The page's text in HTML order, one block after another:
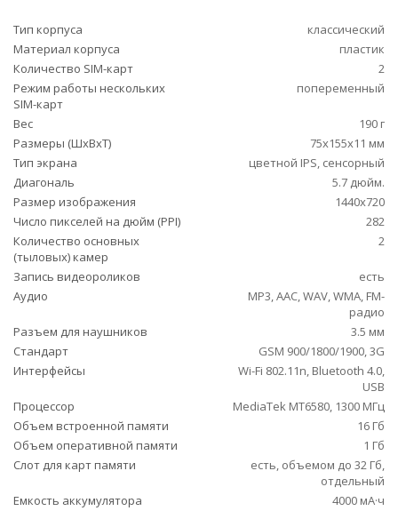
Тип корпуса
классический
Материал корпуса
пластик
Количество SIM-карт
2
Режим работы нескольких
SIM-карт
попеременный
Вес
190 г
Размеры (ШxВxТ)
75x155x11 мм
Тип экрана
цветной IPS, сенсорный
Диагональ
5.7 дюйм.
Размер изображения
1440x720
Число пикселей на дюйм (PPI)
282
Количество основных
(тыловых) камер
2
Запись видеороликов
есть
Аудио
MP3, AAC, WAV, WMA, FM-
радио
Разъем для наушников
3.5 мм
Стандарт
GSM 900/1800/1900, 3G
Интерфейсы
Wi-Fi 802.11n, Bluetooth 4.0,
USB
Процессор
MediaTek MT6580, 1300 МГц
Объем встроенной памяти
16 Гб
Объем оперативной памяти
1 Гб
Слот для карт памяти
есть, объемом до 32 Гб,
отдельный
Емкость аккумулятора
4000 мА·ч